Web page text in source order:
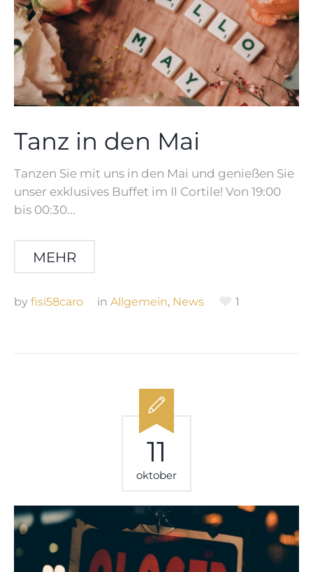
Tanz in den Mai
Tanzen Sie mit uns in den Mai und genießen Sie
unser exklusives Buffet im Il Cortile! Von 19:00
bis 00:30...
MEHR
by fisi58caro in Allgemein, News 1
11
oktober